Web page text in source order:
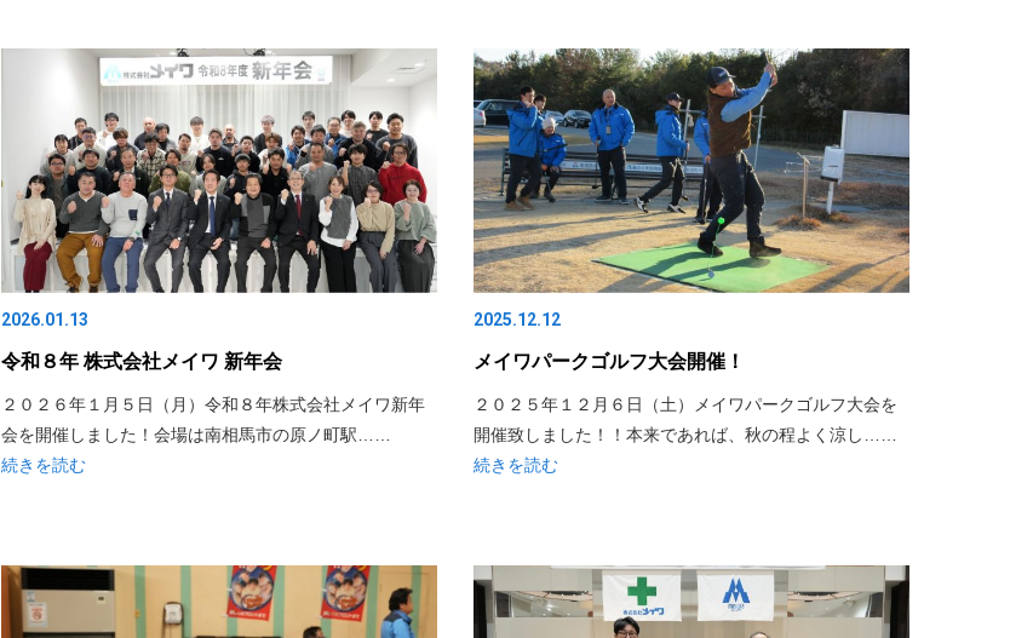
2026.01.13
令和８年 株式会社メイワ 新年会
２０２６年１月５日（月）令和８年株式会社メイワ新年
会を開催しました！会場は南相馬市の原ノ町駅……
続きを読む
2025.12.12
メイワパークゴルフ大会開催！
２０２５年１２月６日（土）メイワパークゴルフ大会を
開催致しました！！本来であれば、秋の程よく涼し……
続きを読む